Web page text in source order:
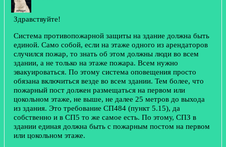
Здравствуйте!
Система противопожарной защиты на здание должна быть
единой. Само собой, если на этаже одного из арендаторов
случился пожар, то знать об этом должны люди во всем
здании, а не только на этаже пожара. Всем нужно
эвакуироваться. По этому система оповещения просто
обязана включиться везде во всем здании. Тем более, что
пожарный пост должен размещаться на первом или
цокольном этаже, не выше, не далее 25 метров до выхода
из здания. Это требование СП484 (пункт 5.15), да
собственно и в СП5 то же самое есть. По этому, СПЗ в
здании единая должна быть с пожарным постом на первом
или цокольном этаже.